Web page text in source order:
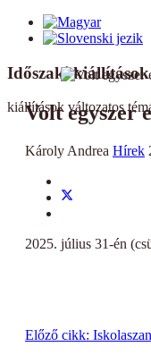
Időszaki kiállítások
kiállítások változatos
Volt egyszer
Károly Andrea Hírek
2025. július 31-én
Előző cikk: